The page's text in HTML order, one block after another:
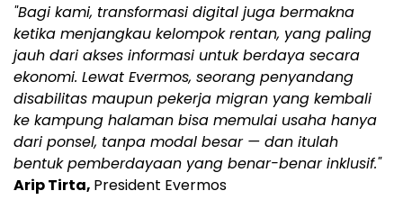
"Bagi kami, transformasi digital juga bermakna
ketika menjangkau kelompok rentan, yang paling
jauh dari akses informasi untuk berdaya secara
ekonomi. Lewat Evermos, seorang penyandang
disabilitas maupun pekerja migran yang kembali
ke kampung halaman bisa memulai usaha hanya
dari ponsel, tanpa modal besar — dan itulah
bentuk pemberdayaan yang benar-benar inklusif."
Arip Tirta, President Evermos